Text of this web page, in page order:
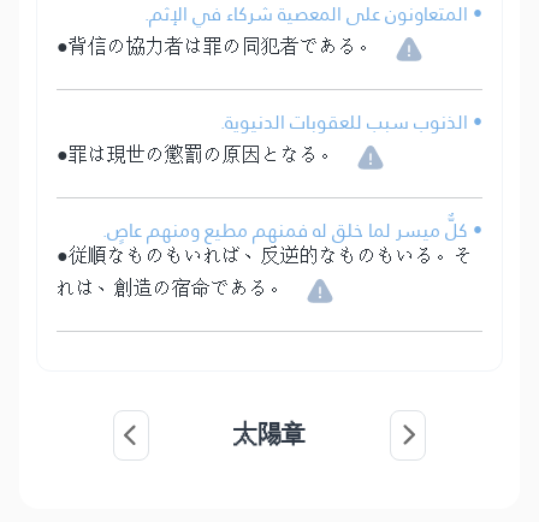
• المتعاونون على المعصية شركاء في الإثم.
●背信の協力者は罪の同犯者である。
• الذنوب سبب للعقوبات الدنيوية.
●罪は現世の懲罰の原因となる。
• كلٌّ ميسر لما خلق له فمنهم مطيع ومنهم عاصٍ.
●従順なものもいれば、反逆的なものもいる。そ
れは、創造の宿命である。
太陽章